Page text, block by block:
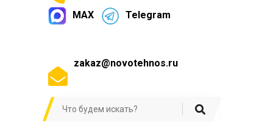
MAX Telegram
zakaz@novotehnos.ru